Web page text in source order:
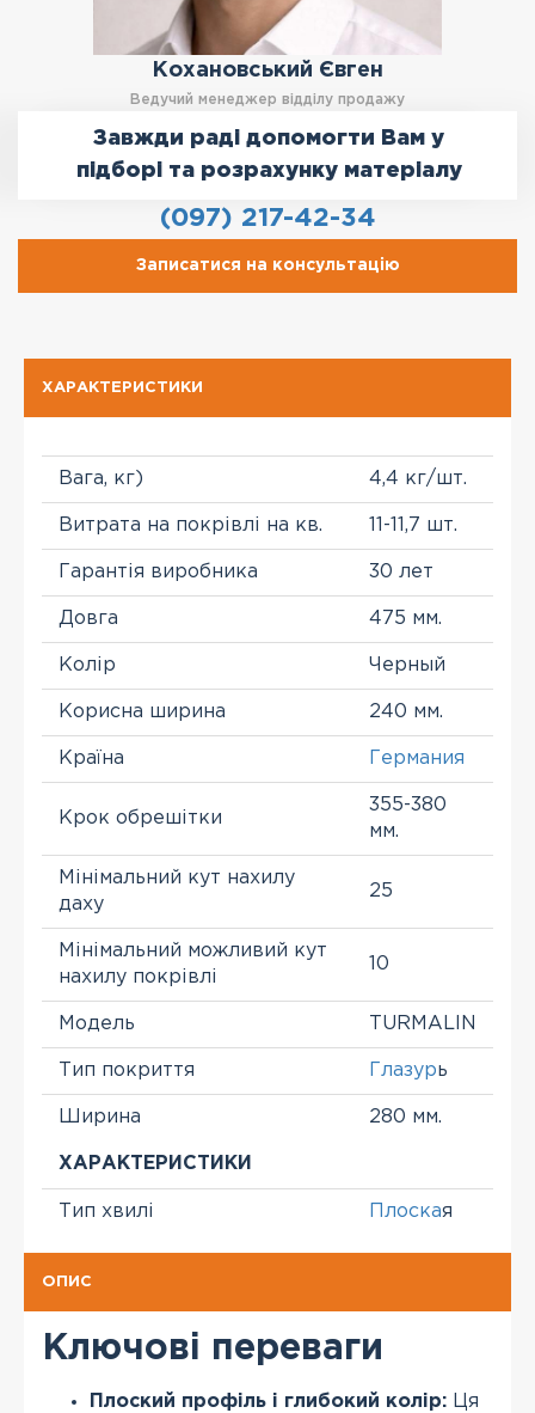
Кохановський Євген
Ведучий менеджер відділу продажу
Завжди раді допомогти Вам у
підборі та розрахунку матеріалу
(097) 217-42-34
Записатися на консультацію
ХАРАКТЕРИСТИКИ
Вага, кг) 4,4 кг/шт.
Витрата на покрівлі на кв. 11-11,7 шт.
Гарантія виробника 30 лет
Довга 475 мм.
Колір Черный
Корисна ширина 240 мм.
Країна Германия
Крок обрешітки
355-380
мм.
Мінімальний кут нахилу
даху
25
Мінімальний можливий кут
нахилу покрівлі
10
Модель TURMALIN
Тип покриття Глазурь
Ширина 280 мм.
ХАРАКТЕРИСТИКИ
Тип хвилі Плоская
ОПИС
Ключові переваги
Плоский профіль і глибокий колір: Ця